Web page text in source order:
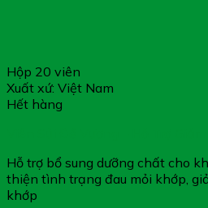
Hộp 20 viên
Xuất xứ: Việt Nam
Hết hàng
Hỗ trợ bổ sung dưỡng chất cho
thiện tình trạng đau mỏi khớp,
khớp